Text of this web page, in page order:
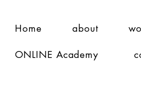
Home about
ONLINE Academy